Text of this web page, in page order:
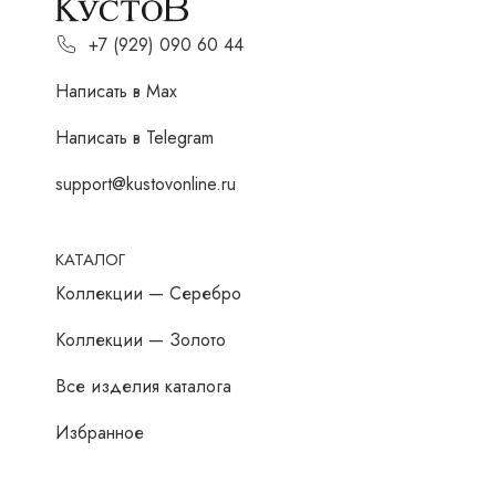
+7 (929) 090 60 44
Написать в Мах
Написать в Telegram
support@kustovonline.ru
КАТАЛОГ
Коллекции — Серебро
Коллекции — Золото
Все изделия каталога
Избранное